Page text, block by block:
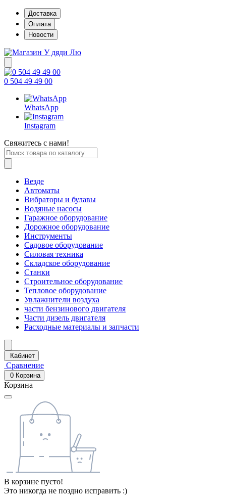
Доставка
Оплата
Новости
0 504 49 49 00
WhatsApp
Instagram
Свяжитесь с нами!
Везде
Автоматы
Вибраторы и булавы
Водяные насосы
Гаражное оборудование
Дорожное оборудование
Инструменты
Садовое оборудование
Силовая техника
Складское оборудование
Станки
Строительное оборудование
Тепловое оборудование
Увлажнители воздуха
части бензинового двигателя
Части дизель двигателя
Расходные материалы и запчасти
Кабинет
Сравнение
0 Корзина
Корзина
В корзине пусто!
Это никогда не поздно исправить :)